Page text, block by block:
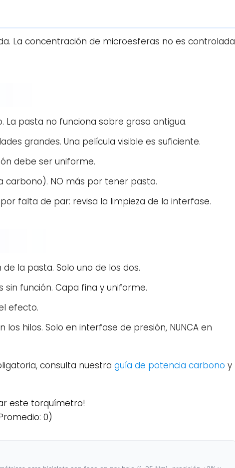
La concentración de microesferas no es controlada
La pasta no funciona sobre grasa antigua.
grandes. Una película visible es suficiente.
debe ser uniforme.
carbono). NO más por tener pasta.
falta de par: revisa la limpieza de la interfase.
la pasta. Solo uno de los dos.
sin función. Capa fina y uniforme.
efecto.
hilos. Solo en interfase de presión, NUNCA en
consulta nuestra guía de potencia carbono y
este torquímetro!
0)